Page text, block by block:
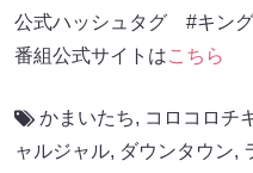
公式ハッシュタグ #キン
番組公式サイトはこちら
かまいたち, コロコロチ
ャルジャル, ダウンタウン,